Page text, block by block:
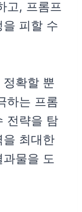
고, 프롬프
피할 수
확할 뿐
하는 프롬
전략을 탐
을 최대한
물을 도